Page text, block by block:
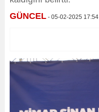
GÜNCEL - 05-02-2025 17:54